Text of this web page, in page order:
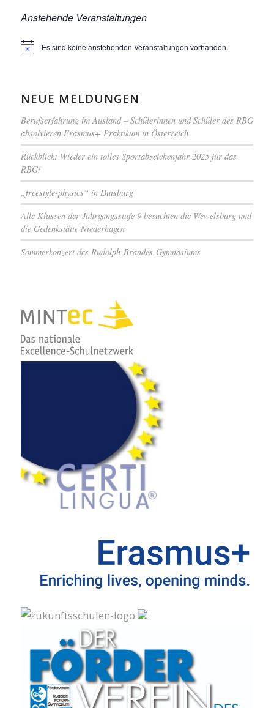
Anstehende Veranstaltungen
HinweisEs sind keine anstehenden Veranstaltungen vorhanden.
NEUE MELDUNGEN
Berufserfahrung im Ausland – Schülerinnen und Schüler des RBG
absolvieren Erasmus+ Praktikum in Österreich
Rückblick: Wieder ein tolles Sportabzeichenjahr 2025 für das
RBG!
„freestyle-physics“ in Duisburg
Alle Klassen der Jahrgangsstufe 9 besuchten die Wewelsburg und
die Gedenkstätte Niederhagen
Sommerkonzert des Rudolph-Brandes-Gymnasiums